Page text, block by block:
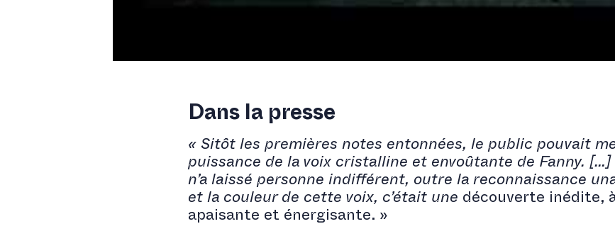
Dans la presse
« Sitôt les premières notes entonnées, le public pouvait
puissance de la voix cristalline et envoûtante de Fanny. […]
n’a laissé personne indifférent, outre la reconnaissance
et la couleur de cette voix, c’était une découverte inédite,
apaisante et énergisante. »